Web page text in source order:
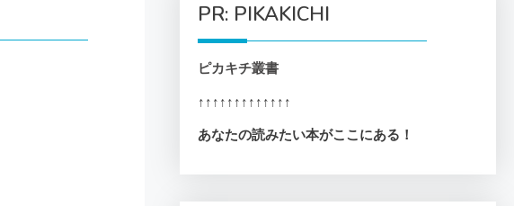
PR: PIKAKICHI
ピカキチ叢書
↑↑↑↑↑↑↑↑↑↑↑↑↑
あなたの読みたい本がここにある！